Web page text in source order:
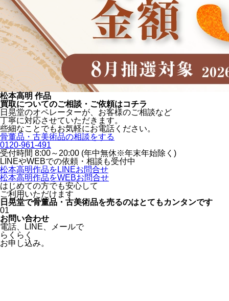
松本高明 作品
買取についてのご相談・ご依頼はコチラ
日晃堂のオペレーターが、お客様のご相談など
丁寧に対応させていただきます。
些細なことでもお気軽にお電話ください。
骨董品・古美術品の相談をする
0120-961-491
受付時間 8:00～20:00 (年中無休※年末年始除く)
LINEやWEBでの依頼・相談も受付中
松本高明作品をLINEお問合せ
松本高明作品をWEBお問合せ
はじめての方でも安心して
ご利用いただけます
日晃堂で骨董品・古美術品を売るのはとても カンタンです
01
お問い合わせ
電話、
LINE、
メールで
らくらく
お申し込み。